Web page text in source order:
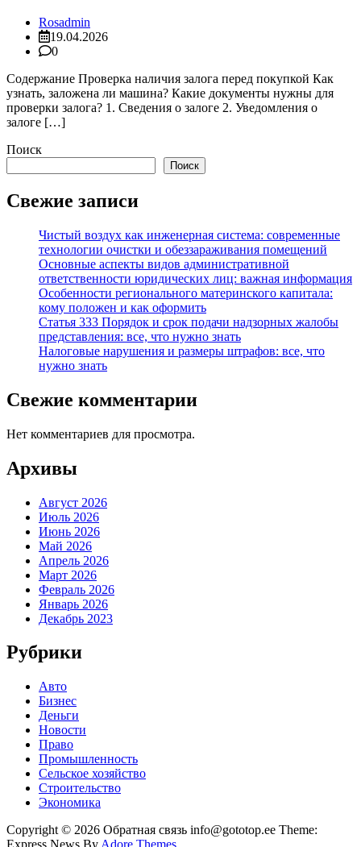
Rosadmin
19.04.2026
0
Содержание Проверка наличия залога перед покупкой Как
узнать, заложена ли машина? Какие документы нужны для
проверки залога? 1. Сведения о залоге 2. Уведомления о
залоге […]
Поиск
Поиск
Свежие записи
Чистый воздух как инженерная система: современные
технологии очистки и обеззараживания помещений
Основные аспекты видов административной
ответственности юридических лиц: важная информация
Особенности регионального материнского капитала:
кому положен и как оформить
Статья 333 Порядок и срок подачи надзорных жалобы
представления: все, что нужно знать
Налоговые нарушения и размеры штрафов: все, что
нужно знать
Свежие комментарии
Нет комментариев для просмотра.
Архивы
Август 2026
Июль 2026
Июнь 2026
Май 2026
Апрель 2026
Март 2026
Февраль 2026
Январь 2026
Декабрь 2023
Рубрики
Авто
Бизнес
Деньги
Новости
Право
Промышленность
Сельское хозяйство
Строительство
Экономика
Copyright © 2026 Обратная связь info@gototop.ee Theme: